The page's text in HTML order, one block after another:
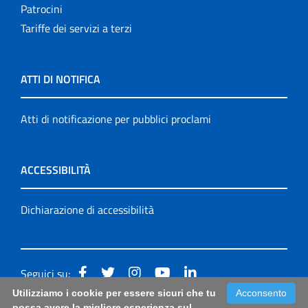
Patrocini
Tariffe dei servizi a terzi
ATTI DI NOTIFICA
Atti di notificazione per pubblici proclami
ACCESSIBILITÀ
Dichiarazione di accessibilità
Seguici su:
Acconsento
Utilizziamo i cookie per essere sicuri che tu